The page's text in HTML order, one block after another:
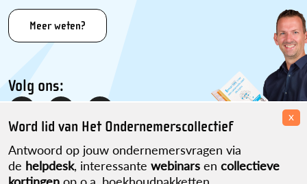
Meer weten?
Volg ons:
Word lid van Het Ondernemerscollectief
Antwoord op jouw ondernemersvragen via
de helpdesk, interessante webinars en collectieve
x